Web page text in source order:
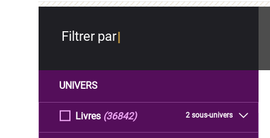
Filtrer par
UNIVERS
Livres 2 sous-univers
(36842)